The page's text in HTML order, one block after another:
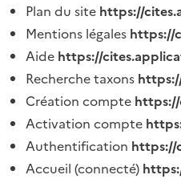
Plan du site https://
Mentions légales https://
Aide https://
Recherche taxons
Création compte
Activation compte
Authentification https://
Accueil (connecté)